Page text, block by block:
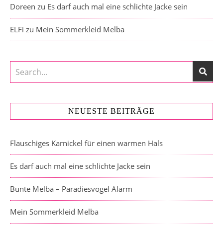
Doreen zu Es darf auch mal eine schlichte Jacke sein
ELFi zu Mein Sommerkleid Melba
NEUESTE BEITRÄGE
Flauschiges Karnickel für einen warmen Hals
Es darf auch mal eine schlichte Jacke sein
Bunte Melba – Paradiesvogel Alarm
Mein Sommerkleid Melba